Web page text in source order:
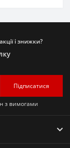
і знижки?
Підписатися
з вимогами